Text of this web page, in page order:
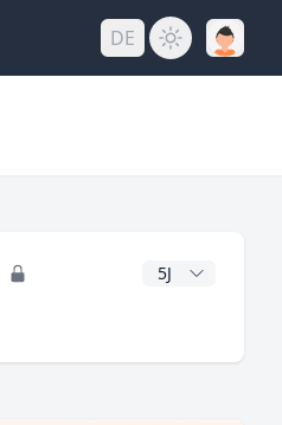
DE
CAGR Jahre